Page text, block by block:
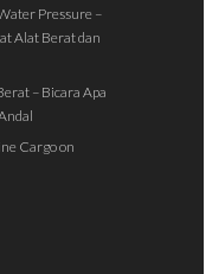
Pressure –
Alat Berat dan
– Bicara Apa
Cargoon